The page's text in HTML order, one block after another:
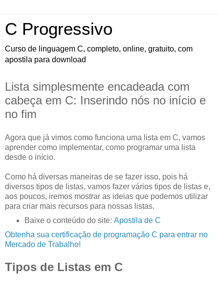
C Progressivo
Curso de linguagem C, completo, online, gratuito, com
apostila para download
Lista simplesmente encadeada com
cabeça em C: Inserindo nós no início e
no fim
Agora que já vimos como funciona uma lista em C, vamos
aprender como implementar, como programar uma lista
desde o início.
Como há diversas maneiras de se fazer isso, pois há
diversos tipos de listas, vamos fazer vários tipos de listas e,
aos poucos, iremos mostrar as ideias que podemos utilizar
para criar mais recursos para nossas listas.
Baixe o conteúdo do site: Apostila de C
Obtenha sua certificação de programação C para entrar no
Mercado de Trabalho!
Tipos de Listas em C